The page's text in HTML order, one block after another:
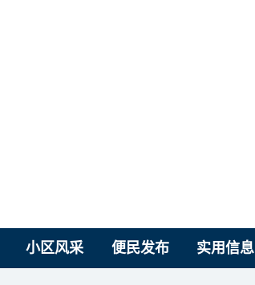
小区风采 便民发布 实用信息